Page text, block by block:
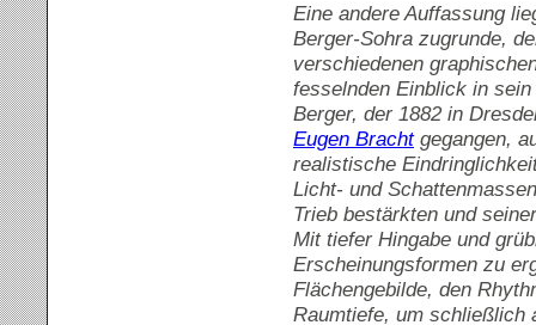
Eine andere Auffassung
Berger-Sohra zugrunde,
verschiedenen
fesselnden Einblick in
Berger, der 1882 in
Eugen Brachtgegangen,
realistische
Licht- und
Trieb bestärkten und
Mit tiefer Hingabe und
Erscheinungsformen zu
Flächengebilde, den
Raumtiefe, um schließlich